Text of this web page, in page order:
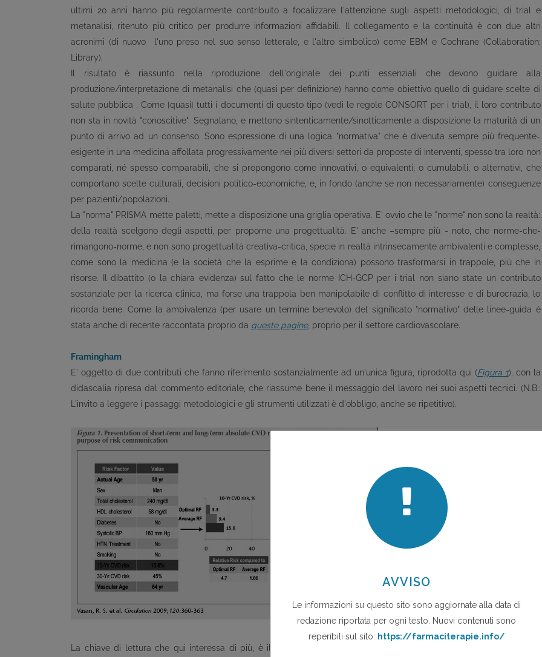
ultimi 20 anni hanno più regolarmente contribuito a focalizzare l'attenzione sugli aspetti metodologici, di trial e
metanalisi, ritenuto più critico per produrre informazioni affidabili. Il collegamento e la continuità è con due altri
acronimi (di nuovo l'uno preso nel suo senso letterale, e l'altro simbolico) come EBM e Cochrane (Collaboration;
Library).
Il risultato è riassunto nella riproduzione dell'originale dei punti essenziali che devono guidare alla
produzione/interpretazione di metanalisi che (quasi per definizione) hanno come obiettivo quello di guidare scelte di
salute pubblica . Come [quasi] tutti i documenti di questo tipo (vedi le regole CONSORT per i trial), il loro contributo
non sta in novità "conoscitive". Segnalano, e mettono sintenticamente/sinotticamente a disposizione la maturità di un
punto di arrivo ad un consenso. Sono espressione di una logica "normativa" che è divenuta sempre più frequente-
esigente in una medicina affollata progressivamente nei più diversi settori da proposte di interventi, spesso tra loro non
comparati, né spesso comparabili, che si propongono come innovativi, o equivalenti, o cumulabili, o alternativi, che
comportano scelte culturali, decisioni politico-economiche, e, in fondo (anche se non necessariamente) conseguenze
per pazienti/popolazioni.
La "norma" PRISMA mette paletti, mette a disposizione una griglia operativa. E' ovvio che le "norme" non sono la realtà:
della realtà scelgono degli aspetti, per proporne una progettualità. E' anche –sempre più - noto, che norme-che-
rimangono-norme, e non sono progettualità creativa-critica, specie in realtà intrinsecamente ambivalenti e complesse,
come sono la medicina (e la società che la esprime e la condiziona) possono trasformarsi in trappole, più che in
risorse. Il dibattito (o la chiara evidenza) sul fatto che le norme ICH-GCP per i trial non siano state un contributo
sostanziale per la ricerca clinica, ma forse una trappola ben manipolabile di conflitto di interesse e di burocrazia, lo
ricorda bene. Come la ambivalenza (per usare un termine benevolo) del significato "normativo" delle linee-guida è
stata anche di recente raccontata proprio da queste pagine, proprio per il settore cardiovascolare.
Framingham
E' oggetto di due contributi che fanno riferimento sostanzialmente ad un'unica figura, riprodotta qui (Figura 1), con la
didascalia ripresa dal commento editoriale, che riassume bene il messaggio del lavoro nei suoi aspetti tecnici. (N.B.:
L'invito a leggere i passaggi metodologici e gli strumenti utilizzati è d'obbligo, anche se ripetitivo).
La chiave di lettura che qui interessa di più, è il sottotitolo dell'editoriale, la cui traduzione libera sostanziale può